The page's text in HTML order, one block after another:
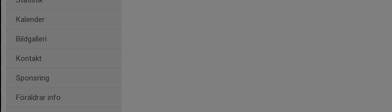
Kalender
Bildgalleri
Kontakt
Sponsring
Föräldrar info